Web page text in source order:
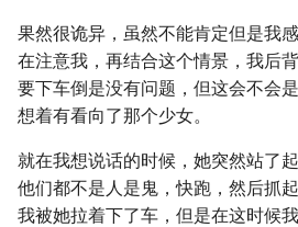
果然很诡异，虽然不能肯定但是我
在注意我，再结合这个情景，我后
要下车倒是没有问题，但这会不会
想着有看向了那个少女。
就在我想说话的时候，她突然站了
他们都不是人是鬼，快跑，然后抓
我被她拉着下了车，但是在这时候